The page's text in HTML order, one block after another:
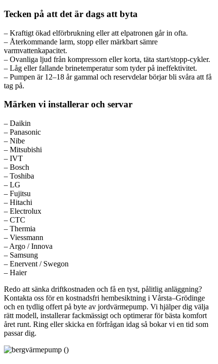
Tecken på att det är dags att byta
– Kraftigt ökad elförbrukning eller att elpatronen går in ofta.
– Återkommande larm, stopp eller märkbart sämre
varmvattenkapacitet.
– Ovanliga ljud från kompressorn eller korta, täta start/stopp-cykler.
– Låg eller fallande brinetemperatur som tyder på ineffektivitet.
– Pumpen är 12–18 år gammal och reservdelar börjar bli svåra att få
tag på.
Märken vi installerar och servar
– Daikin
– Panasonic
– Nibe
– Mitsubishi
– IVT
– Bosch
– Toshiba
– LG
– Fujitsu
– Hitachi
– Electrolux
– CTC
– Thermia
– Viessmann
– Argo / Innova
– Samsung
– Enervent / Swegon
– Haier
Redo att sänka driftkostnaden och få en tyst, pålitlig anläggning?
Kontakta oss för en kostnadsfri hembesiktning i Vårsta–Grödinge
och en tydlig offert på byte av jordvärmepump. Vi hjälper dig välja
rätt modell, installerar fackmässigt och optimerar för bästa komfort
året runt. Ring eller skicka en förfrågan idag så bokar vi en tid som
passar dig.